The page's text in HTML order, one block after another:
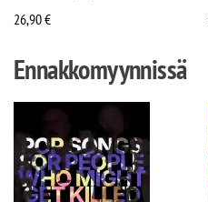
26,90€
Ennakkomyynnissä